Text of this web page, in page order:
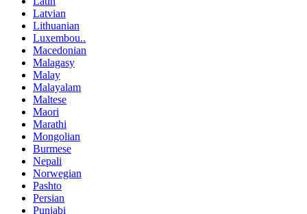
Latvian
Lithuanian
Luxembou..
Macedonian
Malagasy
Malay
Malayalam
Maltese
Maori
Marathi
Mongolian
Burmese
Nepali
Norwegian
Pashto
Persian
Punjabi